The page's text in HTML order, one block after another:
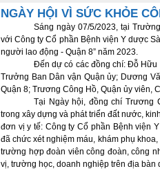
NGÀY HỘI VÌ SỨC KHỎE
Sáng ngày 07/5/2023, tại
với Công ty Cổ phần Bệnh viện Y dược
người lao động - Quận 8” năm 2023.
Đến dự có các đồng chí: Đỗ Hữu
Trưởng Ban Dân vận Quận ủy; Dương
Quận 8; Trương Công Hồ, Quận ủy viên,
Tại Ngày hội, đồng chí Trương
trong xây dựng và phát triển đất nước,
đơn vị y tế: Công ty Cổ phần Bệnh viện
đã chức xét nghiệm máu, khám phụ
trường hợp đoàn viên công đoàn, công
vị, trường học, doanh nghiệp trên địa bàn